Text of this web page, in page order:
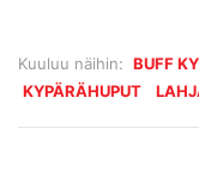
Kuuluu näihin: BUFF
KYPÄRÄHUPUT